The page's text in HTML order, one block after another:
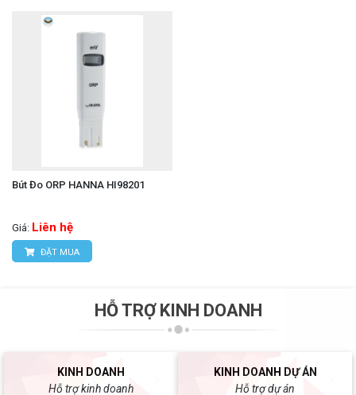
Bút Đo ORP HANNA HI98201
Giá: Liên hệ
ĐẶT MUA
HỖ TRỢ KINH DOANH
KINH DOANH
Hỗ trợ kinh doanh
KINH DOANH DỰ ÁN
Hỗ trợ dự án